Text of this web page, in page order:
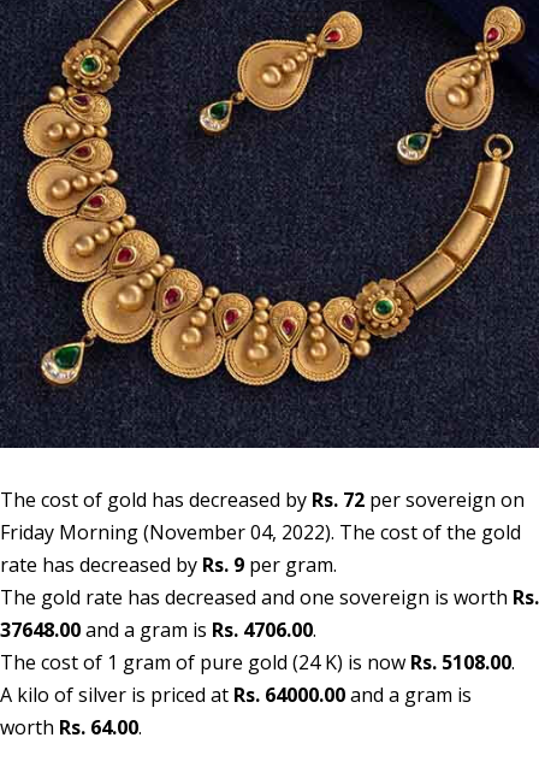
The cost of gold has decreased by Rs. 72 per sovereign on
Friday Morning (November 04, 2022). The cost of the gold
rate has decreased by Rs. 9 per gram.
The gold rate has decreased and one sovereign is worth Rs.
37648.00and a gram is Rs. 4706.00.
The cost of 1 gram of pure gold (24 K) is now Rs. 5108.00.
A kilo of silver is priced at Rs. 64000.00and a gram is
worth Rs. 64.00.